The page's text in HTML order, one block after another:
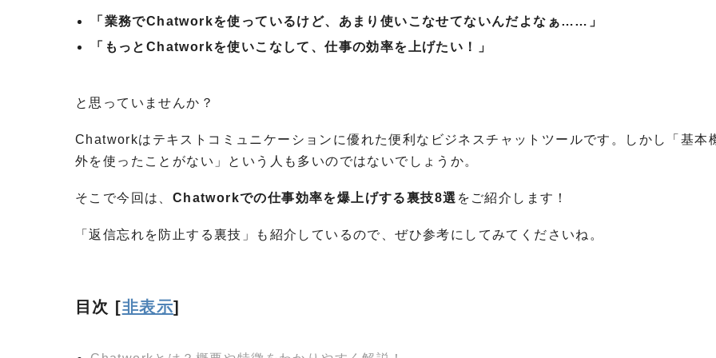
「業務でChatworkを使っているけど、あまり使いこなせてないんだよなぁ……」
「もっとChatworkを使いこなして、仕事の効率を上げたい！」
と思っていませんか？
Chatworkはテキストコミュニケーションに優れた便利なビジネスチャットツールです。しかし「基本
外を使ったことがない」という人も多いのではないでしょうか。
そこで今回は、 Chatworkでの仕事効率を爆上げする裏技8選 をご紹介します！
「返信忘れを防止する裏技」も紹介しているので、ぜひ参考にしてみてくださいね。
目次 [非表示]